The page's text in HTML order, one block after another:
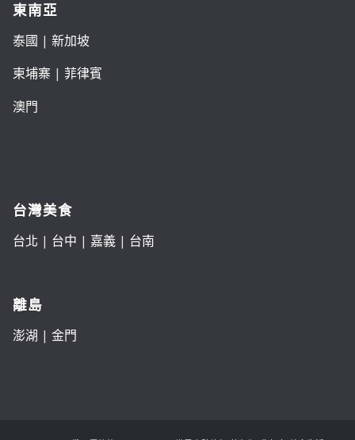
東南亞
泰國 | 新加坡
柬埔寨 | 菲律賓
澳門
台灣美食
台北 | 台中 | 嘉義| 台南
離島
澎湖 | 金門